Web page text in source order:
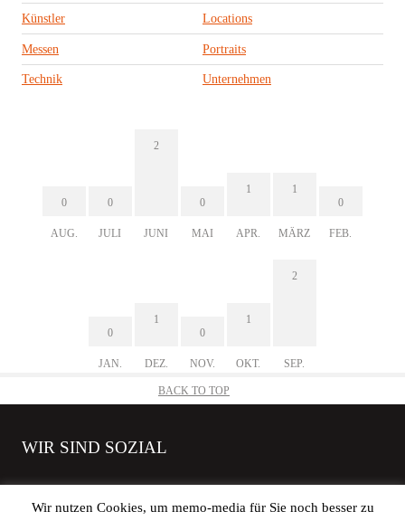
Künstler Locations
Messen Portraits
Technik Unternehmen
0
AUG.
0
JULI
2
JUNI
0
MAI
1
APR.
1
MÄRZ
0
FEB.
0
JAN.
1
DEZ.
0
NOV.
1
OKT.
2
SEP.
BACK TO TOP
WIR SIND SOZIAL
Wir nutzen Cookies, um memo-media für Sie noch besser zu